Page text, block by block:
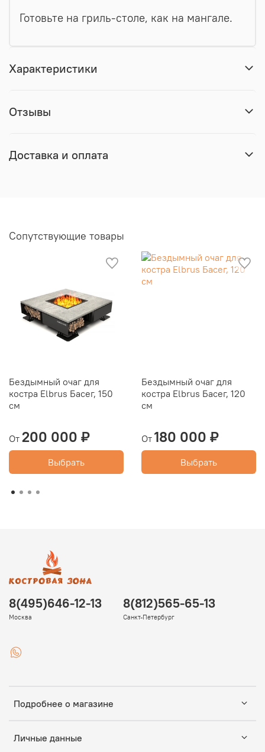
Готовьте на гриль-столе, как на мангале.
Характеристики
Отзывы
Доставка и оплата
Сопутствующие товары
Бездымный очаг для
костра Elbrus Басег, 150
см
От 200 000 ₽
Выбрать
Бездымный очаг для
костра Elbrus Басег, 120
см
От 180 000 ₽
Выбрать
Подробнее о магазине
Личные данные
8(495)646-12-13
Москва
8(812)565-65-13
Санкт-Петербург